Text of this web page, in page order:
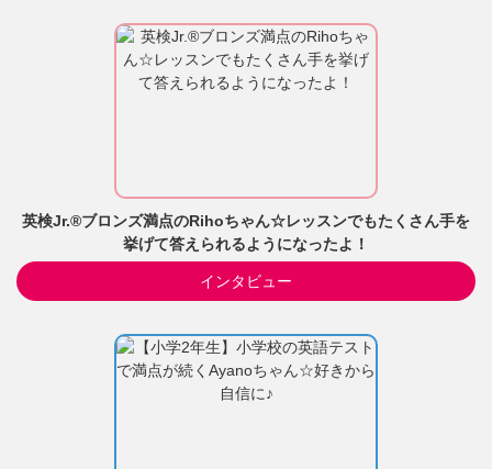
英検Jr.®ブロンズ満点のRihoちゃん☆レッスンでもたくさん手を
挙げて答えられるようになったよ！
インタビュー